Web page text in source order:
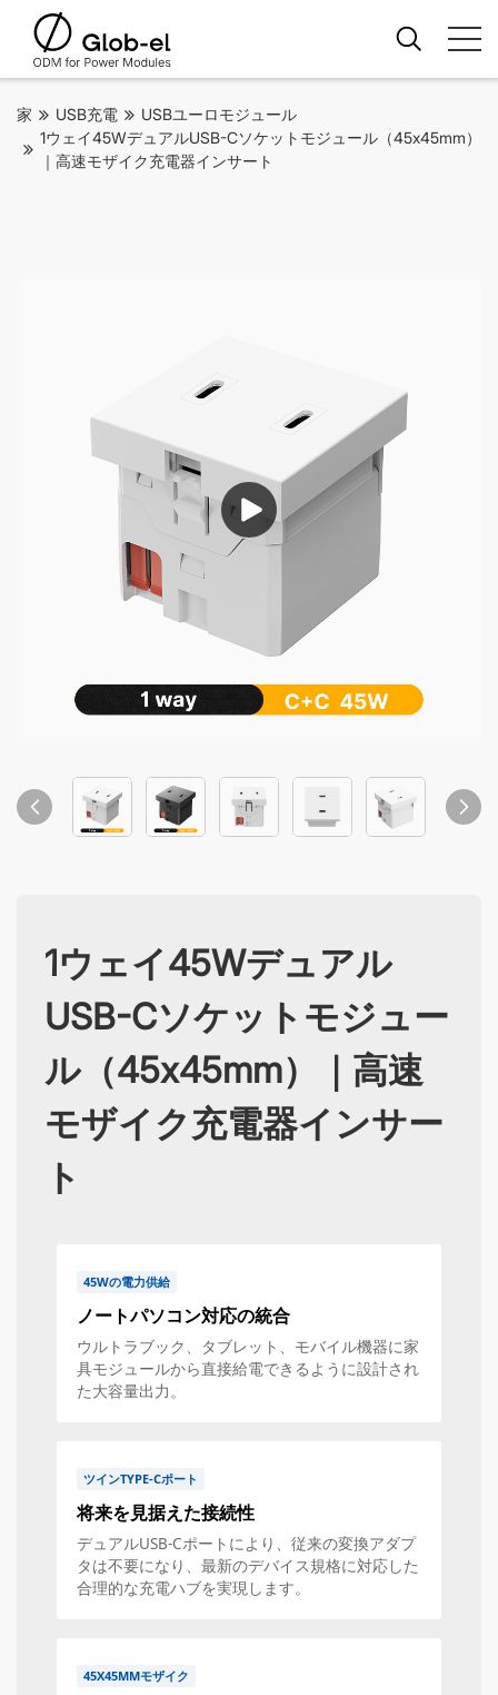
家 USB充電
USBユーロモジュール
1ウェイ45WデュアルUSB-Cソケットモジュール（45x45mm）
｜高速モザイク充電器インサート
1ウェイ45Wデュアル
USB-Cソケットモジュー
ル（45x45mm）｜高速
モザイク充電器インサー
ト
45Wの電力供給
ノートパソコン対応の統合
ウルトラブック、タブレット、モバイル機器に家
具モジュールから直接給電できるように設計され
た大容量出力。
ツインTYPE-Cポート
将来を見据えた接続性
デュアルUSB-Cポートにより、従来の変換アダプ
タは不要になり、最新のデバイス規格に対応した
合理的な充電ハブを実現します。
45X45MMモザイク